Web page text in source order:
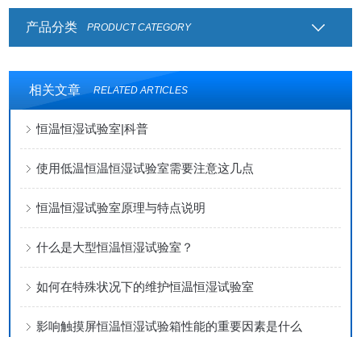
产品分类 PRODUCT CATEGORY
相关文章 RELATED ARTICLES
恒温恒湿试验室|科普
使用低温恒温恒湿试验室需要注意这几点
恒温恒湿试验室原理与特点说明
什么是大型恒温恒湿试验室？
如何在特殊状况下的维护恒温恒湿试验室
影响触摸屏恒温恒湿试验箱性能的重要因素是什么